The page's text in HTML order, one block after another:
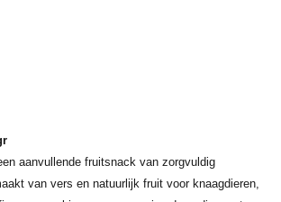
aanvullende fruitsnack van zorgvuldig
van vers en natuurlijk fruit voor knaagdieren,